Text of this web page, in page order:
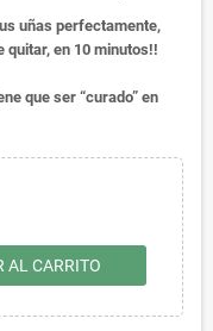
uñas perfectamente,
quitar, en 10 minutos!!
que ser “curado” en
AL CARRITO